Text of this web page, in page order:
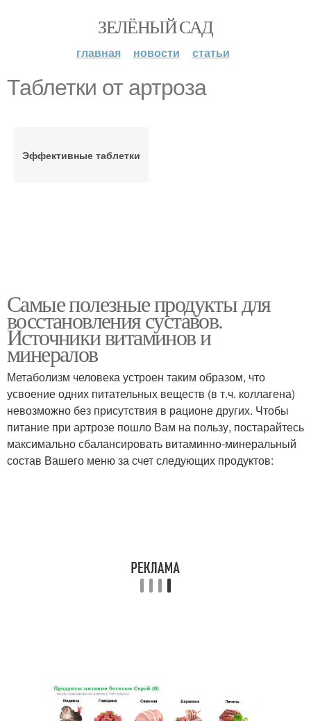
ЗЕЛЁНЫЙ САД
главная новости статьи
Таблетки от артроза
Эффективные таблетки
Самые полезные продукты для
восстановления суставов.
Источники витаминов и
минералов
Метаболизм человека устроен таким образом, что
усвоение одних питательных веществ (в т.ч. коллагена)
невозможно без присутствия в рационе других. Чтобы
питание при артрозе пошло Вам на пользу, постарайтесь
максимально сбалансировать витаминно-минеральный
состав Вашего меню за счет следующих продуктов: